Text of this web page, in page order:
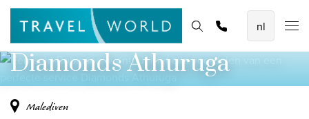
De mooiste vliegvakanties
Baoase Luxury Resort Curaçao
Lux* Grand Baie Resort Mauritius
Homepage Bestemmingen Thema's Promoties
Offerte aanvragen
Een echt Robinson avontuur met alle
voordelen van een perfecte service
Diamonds Athuruga
Malediven